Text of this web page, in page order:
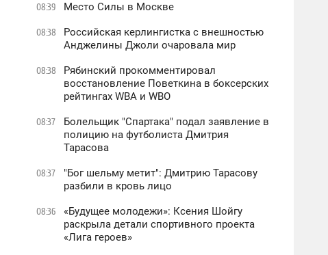
08:39 Место Силы в Москве
08:38
Российская керлингистка с внешностью
Анджелины Джоли очаровала мир
08:38
Рябинский прокомментировал
восстановление Поветкина в боксерских
рейтингах WBA и WBO
08:37
Болельщик "Спартака" подал заявление в
полицию на футболиста Дмитрия
Тарасова
08:37
"Бог шельму метит": Дмитрию Тарасову
разбили в кровь лицо
08:36
«Будущее молодежи»: Ксения Шойгу
раскрыла детали спортивного проекта
«Лига героев»